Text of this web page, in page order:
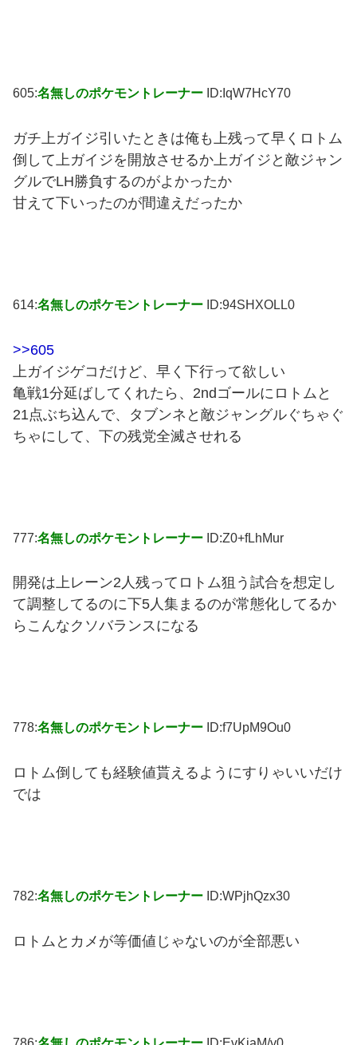
605:名無しのポケモントレーナー ID:IqW7HcY70
ガチ上ガイジ引いたときは俺も上残って早くロトム
倒して上ガイジを開放させるか上ガイジと敵ジャン
グルでLH勝負するのがよかったか
甘えて下いったのが間違えだったか
614:名無しのポケモントレーナー ID:94SHXOLL0
>>605
上ガイジゲコだけど、早く下行って欲しい
亀戦1分延ばしてくれたら、2ndゴールにロトムと
21点ぶち込んで、タブンネと敵ジャングルぐちゃぐ
ちゃにして、下の残党全滅させれる
777:名無しのポケモントレーナー ID:Z0+fLhMur
開発は上レーン2人残ってロトム狙う試合を想定し
て調整してるのに下5人集まるのが常態化してるか
らこんなクソバランスになる
778:名無しのポケモントレーナー ID:f7UpM9Ou0
ロトム倒しても経験値貰えるようにすりゃいいだけ
では
782:名無しのポケモントレーナー ID:WPjhQzx30
ロトムとカメが等価値じゃないのが全部悪い